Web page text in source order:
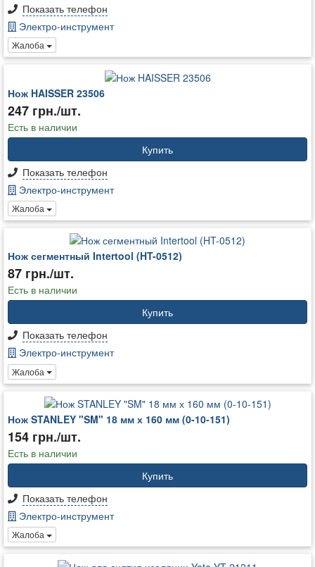
Показать телефон
Электро-инструмент
Жалоба
Нож HAISSER 23506
247 грн./шт.
Есть в наличии
Купить
Показать телефон
Электро-инструмент
Жалоба
Нож сегментный Intertool (HT-0512)
87 грн./шт.
Есть в наличии
Купить
Показать телефон
Электро-инструмент
Жалоба
Нож STANLEY "SM" 18 мм х 160 мм (0-10-151)
154 грн./шт.
Есть в наличии
Купить
Показать телефон
Электро-инструмент
Жалоба